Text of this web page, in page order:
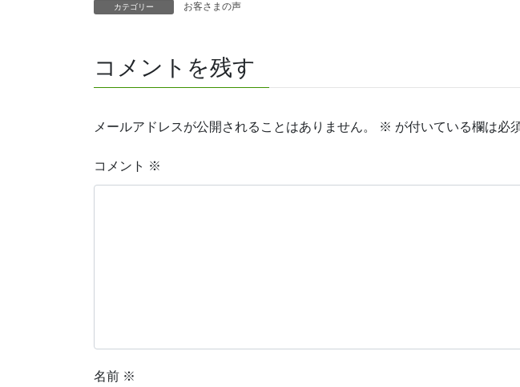
カテゴリー お客さまの声
コメントを残す
メールアドレスが公開されることはありません。 ※ が付いている欄は必
コメント ※
名前 ※